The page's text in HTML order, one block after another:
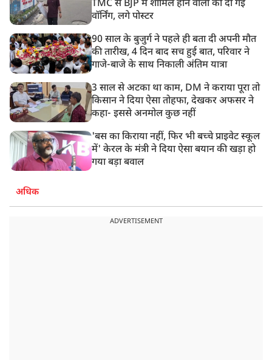
TMC से BJP में शामिल होने वालों को दी गई
वॉर्निंग, लगे पोस्टर
90 साल के बुजुर्ग ने पहले ही बता दी अपनी मौत
की तारीख, 4 दिन बाद सच हुई बात, परिवार ने
गाजे-बाजे के साथ निकाली अंतिम यात्रा
3 साल से अटका था काम, DM ने कराया पूरा तो
किसान ने दिया ऐसा तोहफा, देखकर अफसर ने
कहा- इससे अनमोल कुछ नहीं
'बस का किराया नहीं, फिर भी बच्चे प्राइवेट स्कूल
में' केरल के मंत्री ने दिया ऐसा बयान की खड़ा हो
गया बड़ा बवाल
अधिक
ADVERTISEMENT